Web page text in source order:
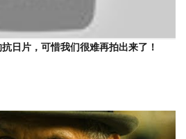
日片，可惜我们很难再拍出来了！